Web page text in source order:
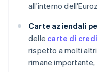
all'interno
Carte aziendali
delle carte di
rispetto a molti
rimane